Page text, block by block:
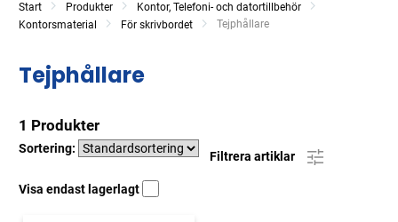
Start Produkter
Kontor, Telefoni- och datortillbehör
Kontorsmaterial
För skrivbordet Current:
Tejphållare
Tejphållare
1 Produkter
Sortering:
Filtrera artiklar
Visa endast lagerlagt